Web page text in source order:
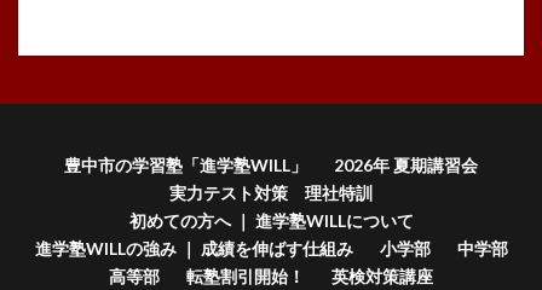
豊中市の学習塾「進学塾WILL」
2026年 夏期講習会
実力テスト対策 理社特訓
初めての方へ ｜ 進学塾WILLについて
進学塾WILLの強み ｜ 成績を伸ばす仕組み
小学部
中学部
高等部
転塾割引開始！
英検対策講座